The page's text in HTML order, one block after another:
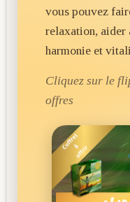
vous pouvez
relaxation, aider
harmonie et
Cliquez sur le
offres